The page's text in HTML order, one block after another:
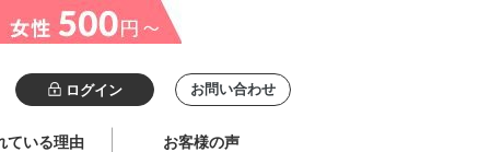
ログイン お問い合わせ
ている理由 お客様の声